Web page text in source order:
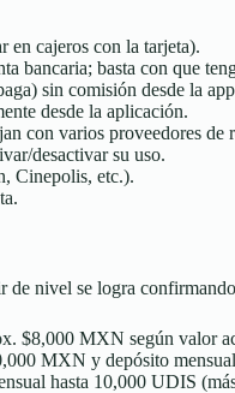
cajeros con la tarjeta).
bancaria; basta con que
sin comisión desde la
desde la aplicación.
con varios proveedores de
desactivar su uso.
Cinepolis, etc.).
nivel se logra
$8,000 MXN según valor
MXN y depósito
hasta 10,000 UDIS